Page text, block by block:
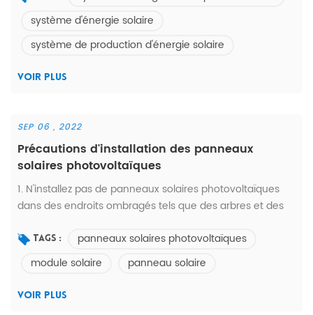
alimentation électrique des pâturages, alimentation
électrique de la ferme forestière, alimentation électrique
de la salle de garde, etc. 2. L'énergie solaire Le système
système d'énergie solaire
système de production d'énergie solaire
VOIR PLUS
SEP 06 , 2022
Précautions d'installation des panneaux
solaires photovoltaïques
1. N'installez pas de panneaux solaires photovoltaïques
dans des endroits ombragés tels que des arbres et des
d'objets inflammables. La structure d'assemblage doit
pouvoir s'adapter aux exigences environnementales,
veuillez sélectionner les matériaux et le traitement
anticorrosion appropriés. Utilisez une méthode fiable pour
Tags :
panneaux solaires photovoltaïques
module solaire
panneau solaire
VOIR PLUS